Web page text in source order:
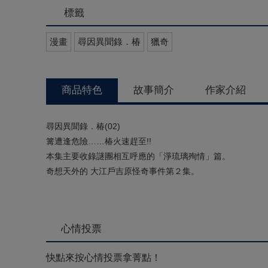
標籤
漫畫 尋因異聞錄．椿 獵奇
商品特色 故事簡介 作家介紹
尋因異聞錄．椿(02)
篝遭逢危險……椿火速趕至!!
本集主要收錄謎團相互呼應的「淨琉璃殉情」篇。
奇想天外的 大江戶吉原怪奇事件第２集。
心情投票
快點來按心情投票拿菁點！